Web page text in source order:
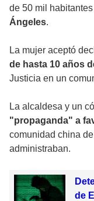
de 50 mil
Ángeles.
La mujer aceptó
de hasta 10 años
Justicia en un
La alcaldesa y un
"propaganda" a
comunidad china
administraban.
de